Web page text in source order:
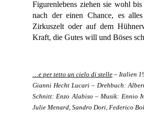
Figurenlebens ziehen sie wohl
nach der einen Chance, es
Zirkuszelt oder auf dem
Kraft, die Gutes will und Böses
…e per tetto un cielo di stelle – Italien
Gianni Hecht Lucari – Drehbuch:
Schnitt: Enzo Alabiso – Musik: Ennio
Julie Menard, Sandro Dori, Federico